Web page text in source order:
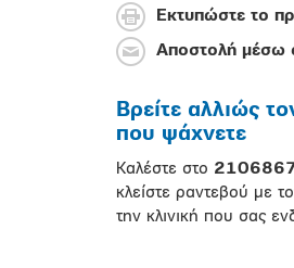
Εκτυπώστε το
Αποστολή μέσω
Βρείτε αλλιώς
που ψάχνετε
Καλέστε στο
κλείστε ραντεβού με
την κλινική που σας